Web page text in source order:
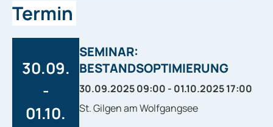
Termin
30.09.
-
01.10.
SEMINAR:
BESTANDSOPTIMIERUNG
30.09.2025 09:00 - 01.10.2025 17:00
St. Gilgen am Wolfgangsee